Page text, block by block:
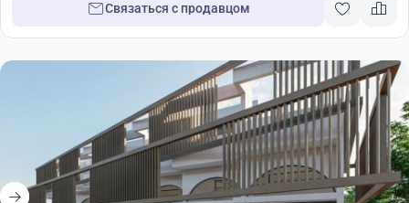
Связаться с продавцом